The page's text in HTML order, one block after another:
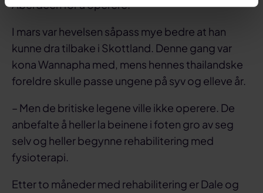
Aberdeen for å operere.
I mars var hevelsen såpass mye bedre at han
kunne dra tilbake i Skottland. Denne gang var
kona Wannapha med, mens hennes thailandske
foreldre skulle passe ungene på syv og elleve år.
– Men de britiske legene ville ikke operere. De
anbefalte å heller la beinene i foten gro av seg
selv og heller begynne rehabilitering med
fysioterapi.
Etter to måneder med rehabilitering er Dale og